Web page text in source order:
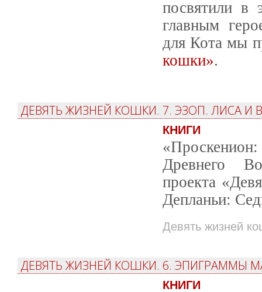
посвятили в
главным
для Кота мы
кошки».
ДЕВЯТЬ ЖИЗНЕЙ КОШКИ. 7. ЭЗОП. ЛИСА И
КНИГИ
Древнего
проекта
Депланьи:
Девять жизней
ДЕВЯТЬ ЖИЗНЕЙ КОШКИ. 6. ЭПИГРАММЫ
КНИГИ